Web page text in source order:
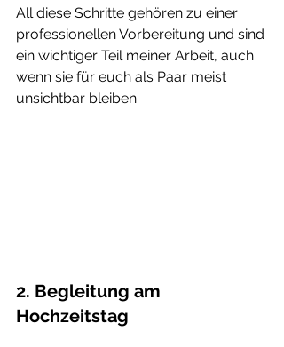
All diese Schritte gehören zu einer
professionellen Vorbereitung und sind
ein wichtiger Teil meiner Arbeit, auch
wenn sie für euch als Paar meist
unsichtbar bleiben.
2. Begleitung am
Hochzeitstag